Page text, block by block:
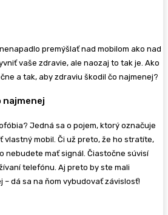
premýšlať nad mobilom ako nad
vaše zdravie, ale naozaj to tak je. Ako
a tak, aby zdraviu škodil čo najmenej?
najmenej
Jedná sa o pojem, ktorý označuje
vlastný mobil. Či už preto, že ho stratíte,
nebudete mať signál. Čiastočne súvisí
telefónu. Aj preto by ste mali
– dá sa na ňom vybudovať závislosť!